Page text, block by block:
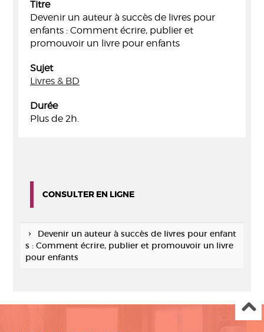
Titre
Devenir un auteur à succès de livres pour
enfants : Comment écrire, publier et
promouvoir un livre pour enfants
Sujet
Livres & BD
Durée
Plus de 2h.
CONSULTER EN LIGNE
Devenir un auteur à succès de livres pour enfant
s : Comment écrire, publier et promouvoir un livre
pour enfants